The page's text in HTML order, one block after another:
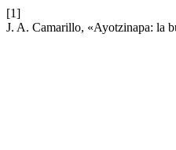
[1]
J. A. Camarillo, «Ayotzinapa: la